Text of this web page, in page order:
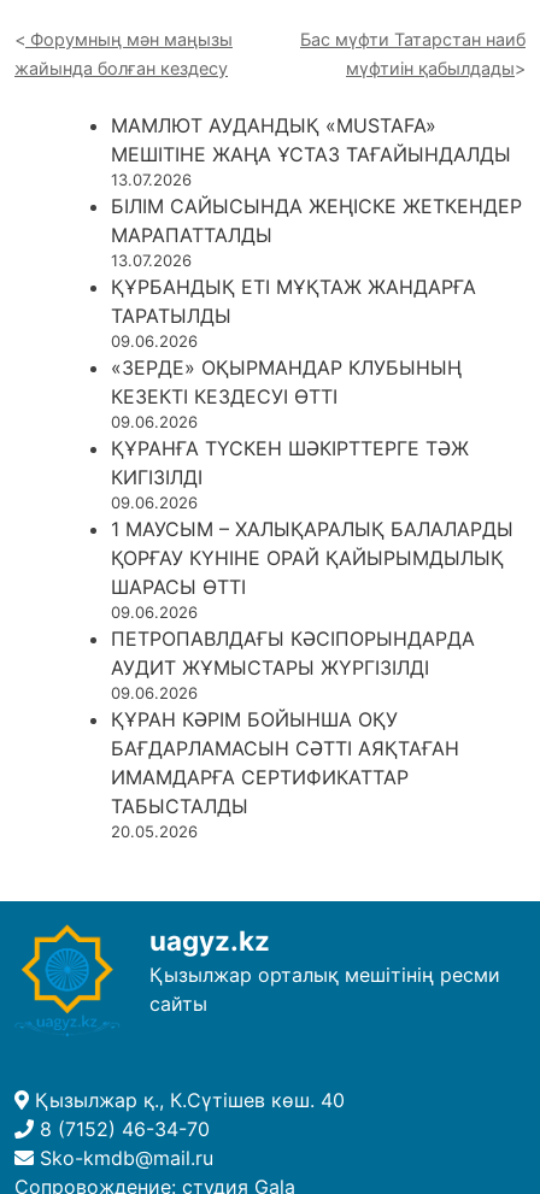
Форумның мән маңызы
жайында болған кездесу
Бас мүфти Татарстан наиб
мүфтиін қабылдады
МАМЛЮТ АУДАНДЫҚ «MUSTAFA»
МЕШІТІНЕ ЖАҢА ҰСТАЗ ТАҒАЙЫНДАЛДЫ
13.07.2026
БІЛІМ САЙЫСЫНДА ЖЕҢІСКЕ ЖЕТКЕНДЕР
МАРАПАТТАЛДЫ
13.07.2026
ҚҰРБАНДЫҚ ЕТІ МҰҚТАЖ ЖАНДАРҒА
ТАРАТЫЛДЫ
09.06.2026
«ЗЕРДЕ» ОҚЫРМАНДАР КЛУБЫНЫҢ
КЕЗЕКТІ КЕЗДЕСУІ ӨТТІ
09.06.2026
ҚҰРАНҒА ТҮСКЕН ШӘКІРТТЕРГЕ ТӘЖ
КИГІЗІЛДІ
09.06.2026
1 МАУСЫМ – ХАЛЫҚАРАЛЫҚ БАЛАЛАРДЫ
ҚОРҒАУ КҮНІНЕ ОРАЙ ҚАЙЫРЫМДЫЛЫҚ
ШАРАСЫ ӨТТІ
09.06.2026
ПЕТРОПАВЛДАҒЫ КӘСІПОРЫНДАРДА
АУДИТ ЖҰМЫСТАРЫ ЖҮРГІЗІЛДІ
09.06.2026
ҚҰРАН КӘРІМ БОЙЫНША ОҚУ
БАҒДАРЛАМАСЫН СӘТТІ АЯҚТАҒАН
ИМАМДАРҒА СЕРТИФИКАТТАР
ТАБЫСТАЛДЫ
20.05.2026
uagyz.kz
Қызылжар орталық мешітінің ресми
сайты
Қызылжар қ., К.Сүтішев көш. 40
8 (7152) 46-34-70
Sko-kmdb@mail.ru
Сопровождение: студия Gala